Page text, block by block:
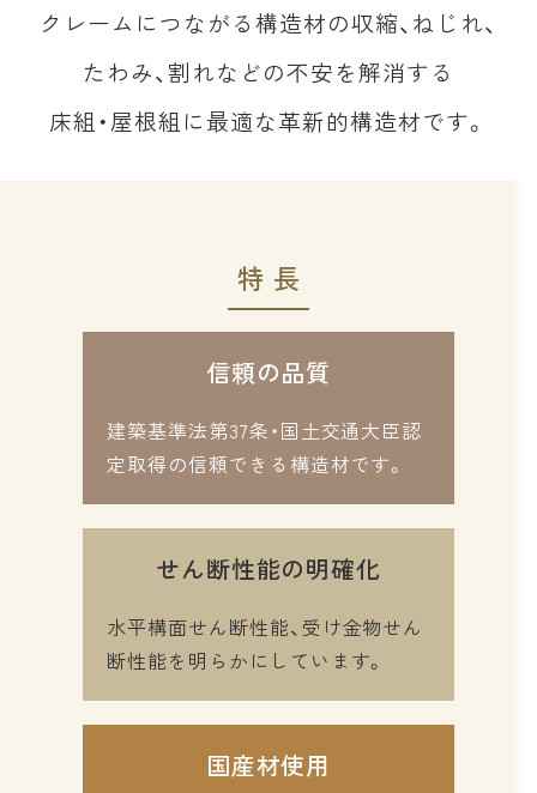
クレームにつながる構造材の収縮、ねじれ、
たわみ、割れなどの不安を解消する
床組・屋根組に最適な革新的構造材です。
特長
信頼の品質
建築基準法第37条・国土交通大臣認
定取得の信頼できる構造材です。
せん断性能の明確化
水平構面せん断性能、受け金物せん
断性能を明らかにしています。
国産材使用